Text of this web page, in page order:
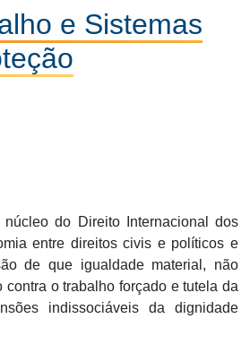
e Sistemas
do Direito Internacional dos
entre direitos civis e políticos e
de que igualdade material, não
o trabalho forçado e tutela da
indissociáveis da dignidade